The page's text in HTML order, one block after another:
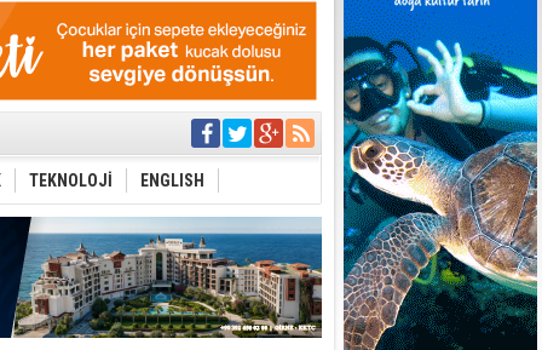
arasında
Yasası
yer sis olacak
TEKNOLOJİ ENGLISH